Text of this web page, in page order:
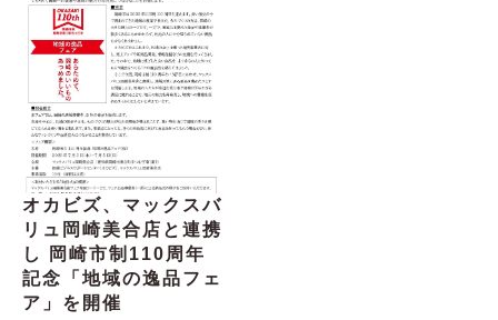
オカビズ、マックスバ
リュ岡崎美合店と連携
し 岡崎市制110周年
記念「地域の逸品フェ
ア」を開催